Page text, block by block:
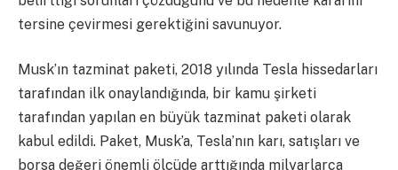
tersine çevirmesi gerektiğini savunuyor.
Musk’ın tazminat paketi, 2018 yılında Tesla hissedarları
tarafından ilk onaylandığında, bir kamu şirketi
tarafından yapılan en büyük tazminat paketi olarak
kabul edildi. Paket, Musk’a, Tesla’nın karı, satışları ve
borsa değeri önemli ölçüde arttığında milyarlarca